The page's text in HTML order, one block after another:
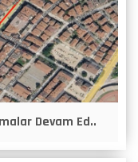
Devam Ed..